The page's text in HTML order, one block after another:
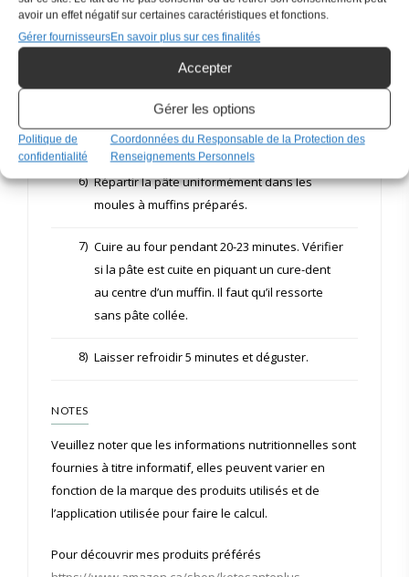
avoir un effet négatif sur certaines caractéristiques et fonctions.
Gérer fournisseursEn savoir plus sur ces finalités
Accepter
Gérer les options
Politique de
confidentialité
Coordonnées du Responsable de la Protection des
Renseignements Personnels
4) Ajouter le reste des ingrédients, à l’exception
des pacanes et des brisures de chocolat.
Bien brasser.
5) À l’aide d’une cuillère de bois, incorporer les
brisures de chocolat et les pacanes grillées
hachées.
6) Répartir la pâte uniformément dans les
moules à muffins préparés.
7) Cuire au four pendant 20-23 minutes. Vérifier
si la pâte est cuite en piquant un cure-dent
au centre d’un muffin. Il faut qu’il ressorte
sans pâte collée.
8) Laisser refroidir 5 minutes et déguster.
NOTES
Veuillez noter que les informations nutritionnelles sont
fournies à titre informatif, elles peuvent varier en
fonction de la marque des produits utilisés et de
l’application utilisée pour faire le calcul.
Pour découvrir mes produits préférés